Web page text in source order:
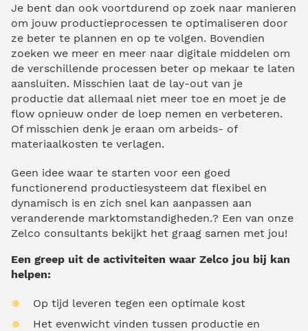
Je bent dan ook voortdurend op zoek naar manieren
om jouw productieprocessen te optimaliseren door
ze beter te plannen en op te volgen. Bovendien
zoeken we meer en meer naar digitale middelen om
de verschillende processen beter op mekaar te laten
aansluiten. Misschien laat de lay-out van je
productie dat allemaal niet meer toe en moet je de
flow opnieuw onder de loep nemen en verbeteren.
Of misschien denk je eraan om arbeids- of
materiaalkosten te verlagen.
Geen idee waar te starten voor een goed
functionerend productiesysteem dat flexibel en
dynamisch is en zich snel kan aanpassen aan
veranderende marktomstandigheden.? Een van onze
Zelco consultants bekijkt het graag samen met jou!
Een greep uit de activiteiten waar Zelco jou bij kan
helpen:
Op tijd leveren tegen een optimale kost
Het evenwicht vinden tussen productie en